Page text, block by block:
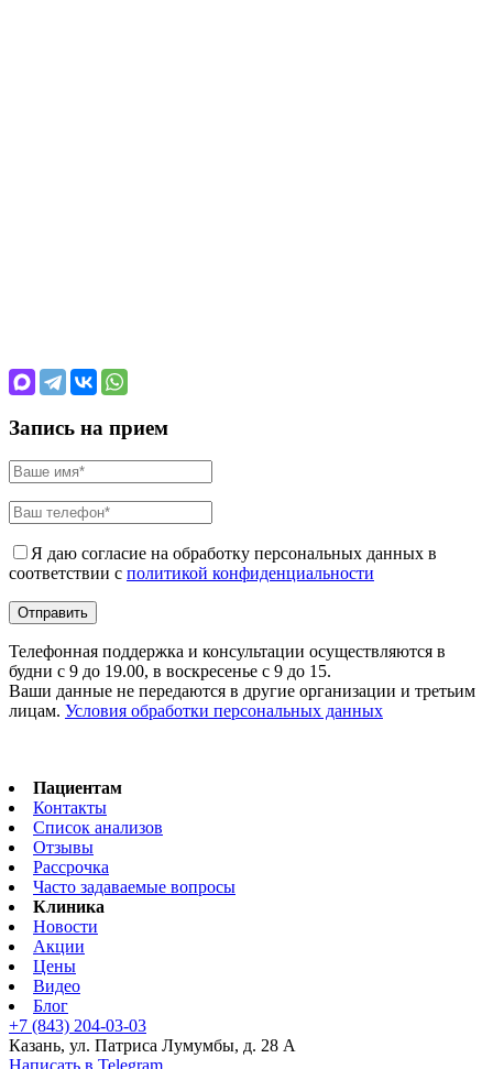
Запись на прием
Я даю согласие на обработку персональных данных в
соответствии с политикой конфиденциальности
Телефонная поддержка и консультации осуществляются в
будни с 9 до 19.00, в воскресенье с 9 до 15.
Ваши данные не передаются в другие организации и третьим
лицам. Условия обработки персональных данных
Пациентам
Контакты
Список анализов
Отзывы
Рассрочка
Часто задаваемые вопросы
Клиника
Новости
Акции
Цены
Видео
Блог
+7 (843) 204-03-03
Казань, ул. Патриса Лумумбы, д. 28 А